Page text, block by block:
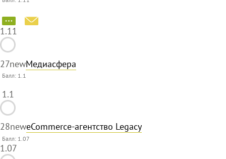
1.11
27newМедиасфера
Балл: 1.1
1.1
28neweCommerce-агентство Legacy
Балл: 1.07
1.07